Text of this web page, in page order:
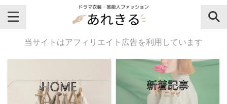
＼芸能人名・ドラマ名で検索♪／
気になるドラマ名や芸能人名でおし
当サイトはアフィリエイト広告を利用しています